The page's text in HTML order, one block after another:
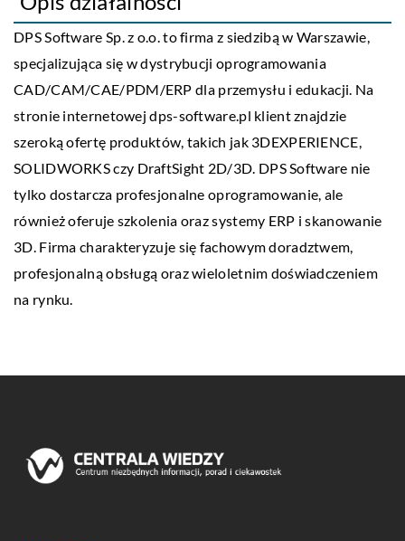
DPS Software Sp. z o.o. to firma z siedzibą w Warszawie,
specjalizująca się w dystrybucji oprogramowania
CAD/CAM/CAE/PDM/ERP dla przemysłu i edukacji. Na
stronie internetowej dps-software.pl klient znajdzie
szeroką ofertę produktów, takich jak 3DEXPERIENCE,
SOLIDWORKS czy DraftSight 2D/3D. DPS Software nie
tylko dostarcza profesjonalne oprogramowanie, ale
również oferuje szkolenia oraz systemy ERP i skanowanie
3D. Firma charakteryzuje się fachowym doradztwem,
profesjonalną obsługą oraz wieloletnim doświadczeniem
na rynku.